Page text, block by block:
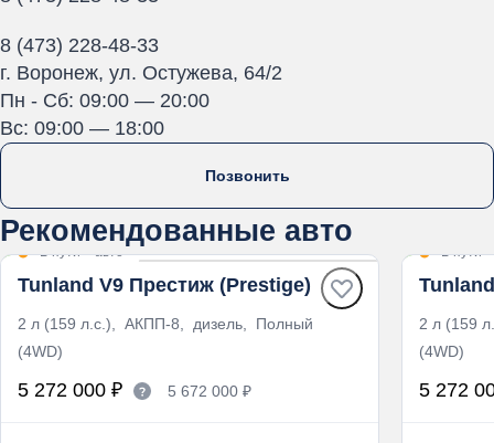
8 (473) 228-48-33
г. Воронеж, ул. Остужева, 64/2
Пн - Сб: 09:00 — 20:00
Вс: 09:00 — 18:00
Позвонить
Рекомендованные авто
В пути·авто
Tunland V9 Престиж (Prestige)
2 л (159 л.с.), АКПП-8, дизель, Полный
(4WD)
5 272 000 ₽ 5 672 000 ₽
В пути·
2 л (159
(4WD)
5 272